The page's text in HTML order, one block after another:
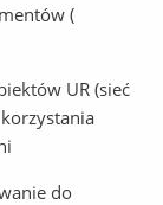
(
UR (sieć
do